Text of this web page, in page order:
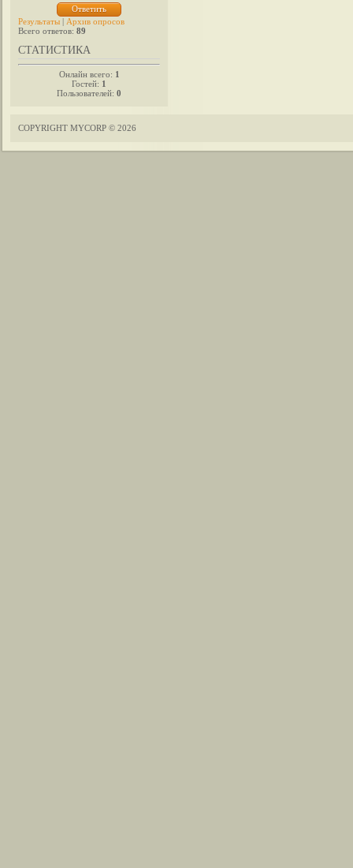
Результаты | Архив опросов
Всего ответов: 89
СТАТИСТИКА
Онлайн всего: 1
Гостей: 1
Пользователей: 0
COPYRIGHT MYCORP © 2026